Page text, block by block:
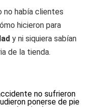
no había clientes
hicieron para
y ni siquiera sabían
de la tienda.